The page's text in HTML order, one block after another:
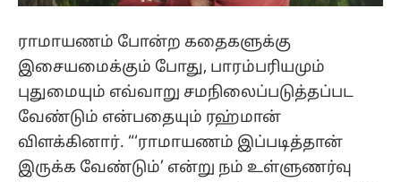
ராமாயணம் போன்ற கதைகளுக்கு
இசையமைக்கும் போது, பாரம்பரியமும்
புதுமையும் எவ்வாறு சமநிலைப்படுத்தப்பட
வேண்டும் என்பதையும் ரஹ்மான்
விளக்கினார். “‘ராமாயணம் இப்படித்தான்
இருக்க வேண்டும்’ என்று நம் உள்ளுணர்வு